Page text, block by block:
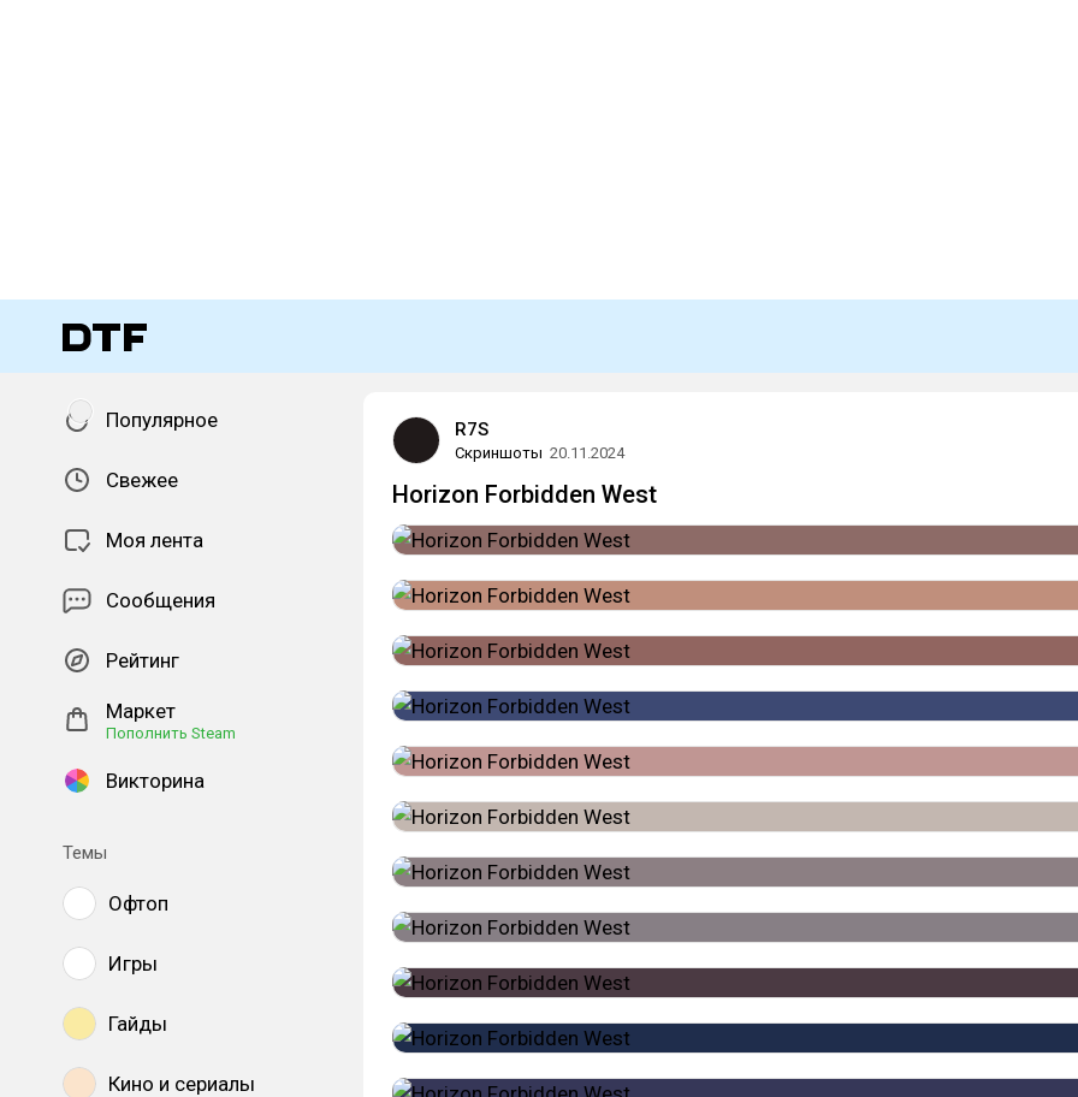
Популярное
Свежее
Моя лента
Сообщения
Рейтинг
Маркет
Пополнить Steam
Викторина
Темы
Офтоп
Игры
Гайды
Кино и сериалы
R7S
Скриншоты 20.11.2024
Horizon Forbidden West